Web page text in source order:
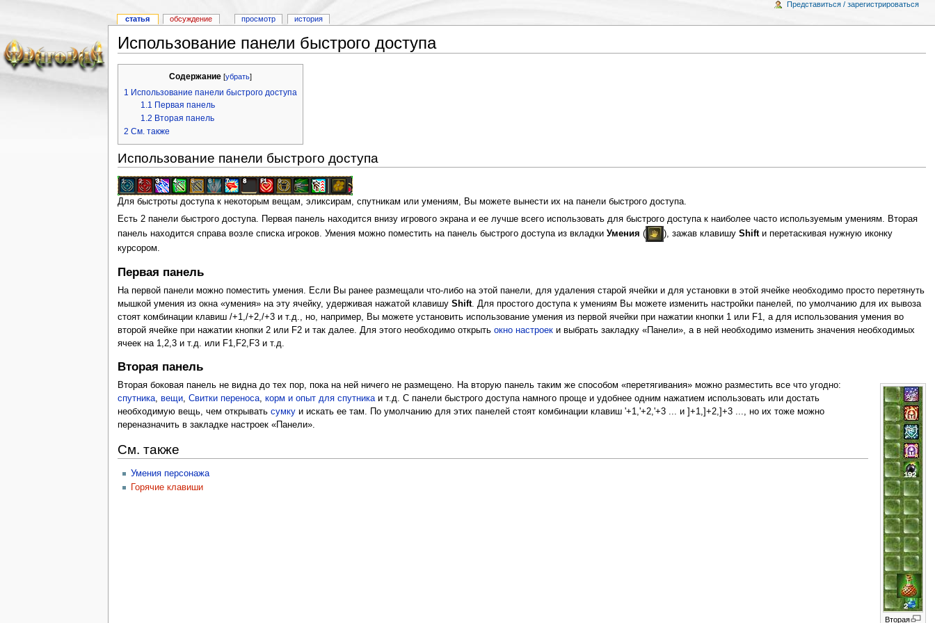
Использование панели быстрого доступа
Содержание [убрать]
1 Использование панели быстрого доступа
1.1 Первая панель
1.2 Вторая панель
2 См. также
Использование панели быстрого доступа
Для быстроты доступа к некоторым вещам, эликсирам, спутникам или умениям, Вы можете вынести их на панели быстрого доступа.
Есть 2 панели быстрого доступа. Первая панель находится внизу игрового экрана и ее лучше всего использовать для быстрого доступа к наиболее часто используемым умениям. Вторая
панель находится справа возле списка игроков. Умения можно поместить на панель быстрого доступа из вкладки Умения ( ), зажав клавишу Shiftи перетаскивая нужную иконку
курсором.
Первая панель
На первой панели можно поместить умения. Если Вы ранее размещали что-либо на этой панели, для удаления старой ячейки и для установки в этой ячейке необходимо просто перетянуть
мышкой умения из окна «умения» на эту ячейку, удерживая нажатой клавишу Shift. Для простого доступа к умениям Вы можете изменить настройки панелей, по умолчанию для их вывоза
стоят комбинации клавиш /+1,/+2,/+3 и т.д., но, например, Вы можете установить использование умения из первой ячейки при нажатии кнопки 1 или F1, а для использования умения во
второй ячейке при нажатии кнопки 2 или F2 и так далее. Для этого необходимо открыть окно настроеки выбрать закладку «Панели», а в ней необходимо изменить значения необходимых
ячеек на 1,2,3 и т.д. или F1,F2,F3 и т.д.
Вторая панель
Вторая
Вторая боковая панель не видна до тех пор, пока на ней ничего не размещено. На вторую панель таким же способом «перетягивания» можно разместить все что угодно:
спутника, вещи, Свитки переноса, корм и опыт для спутникаи т.д. С панели быстрого доступа намного проще и удобнее одним нажатием использовать или достать
необходимую вещь, чем открывать сумкуи искать ее там. По умолчанию для этих панелей стоят комбинации клавиш '+1,'+2,'+3 ... и ]+1,]+2,]+3 ..., но их тоже можно
переназначить в закладке настроек «Панели».
См. также
Умения персонажа
Горячие клавиши
статья обсуждение просмотр история
Представиться / зарегистрироваться